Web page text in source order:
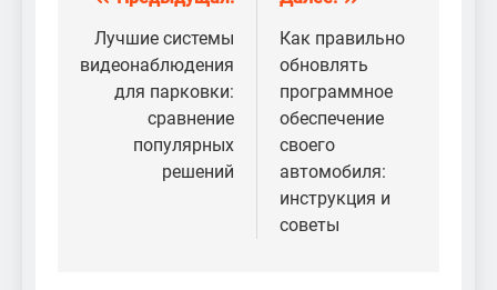
по
записям
Лучшие системы
видеонаблюдения
для парковки:
сравнение
популярных
решений
Как правильно
обновлять
программное
обеспечение
своего
автомобиля:
инструкция и
советы